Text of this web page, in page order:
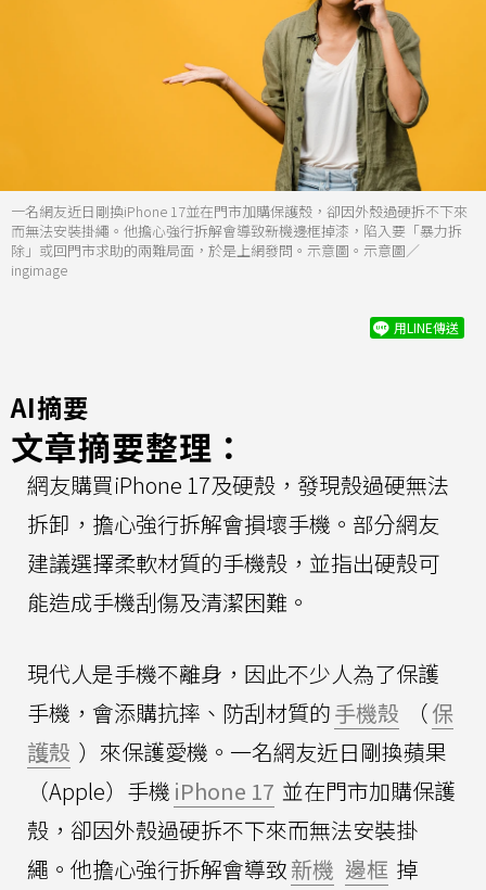
一名網友近日剛換iPhone 17並在門市加購保護殼，卻因外殼過硬拆不下來
而無法安裝掛繩。他擔心強行拆解會導致新機邊框掉漆，陷入要「暴力拆
除」或回門市求助的兩難局面，於是上網發問。示意圖。示意圖／
ingimage
用LINE傳送
AI摘要
文章摘要整理：
網友購買iPhone 17及硬殼，發現殼過硬無法
拆卸，擔心強行拆解會損壞手機。部分網友
建議選擇柔軟材質的手機殼，並指出硬殼可
能造成手機刮傷及清潔困難。
現代人是手機不離身，因此不少人為了保護
手機，會添購抗摔、防刮材質的手機殼 （保
護殼 ）來保護愛機。一名網友近日剛換蘋果
（Apple）手機 iPhone 17 並在門市加購保護
殼，卻因外殼過硬拆不下來而無法安裝掛
繩。他擔心強行拆解會導致新機 邊框 掉